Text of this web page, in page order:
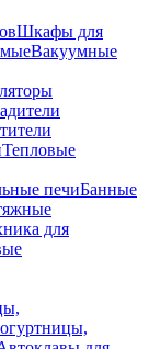
Шкафы для
Вакуумные
Тепловые
печиБанные
для